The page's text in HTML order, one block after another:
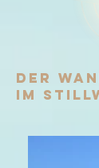
Der
im